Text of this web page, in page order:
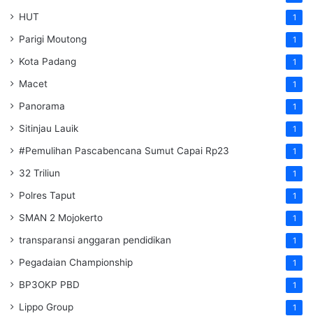
HUT 1
Parigi Moutong 1
Kota Padang 1
Macet 1
Panorama 1
Sitinjau Lauik 1
#Pemulihan Pascabencana Sumut Capai Rp23 1
32 Triliun 1
Polres Taput 1
SMAN 2 Mojokerto 1
transparansi anggaran pendidikan 1
Pegadaian Championship 1
BP3OKP PBD 1
Lippo Group 1